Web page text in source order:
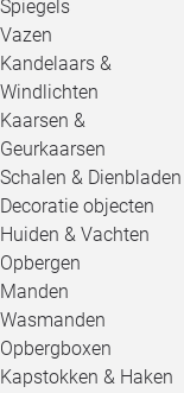
Spiegels
Vazen
Kandelaars &
Windlichten
Kaarsen &
Geurkaarsen
Schalen & Dienbladen
Decoratie objecten
Huiden & Vachten
Opbergen
Manden
Wasmanden
Opbergboxen
Kapstokken & Haken